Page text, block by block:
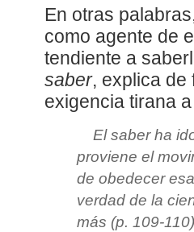
En otras
como agente de
tendiente a
saber, explica de
exigencia tirana
El saber ha
proviene el
de obedecer
verdad de la
más (p. 109-